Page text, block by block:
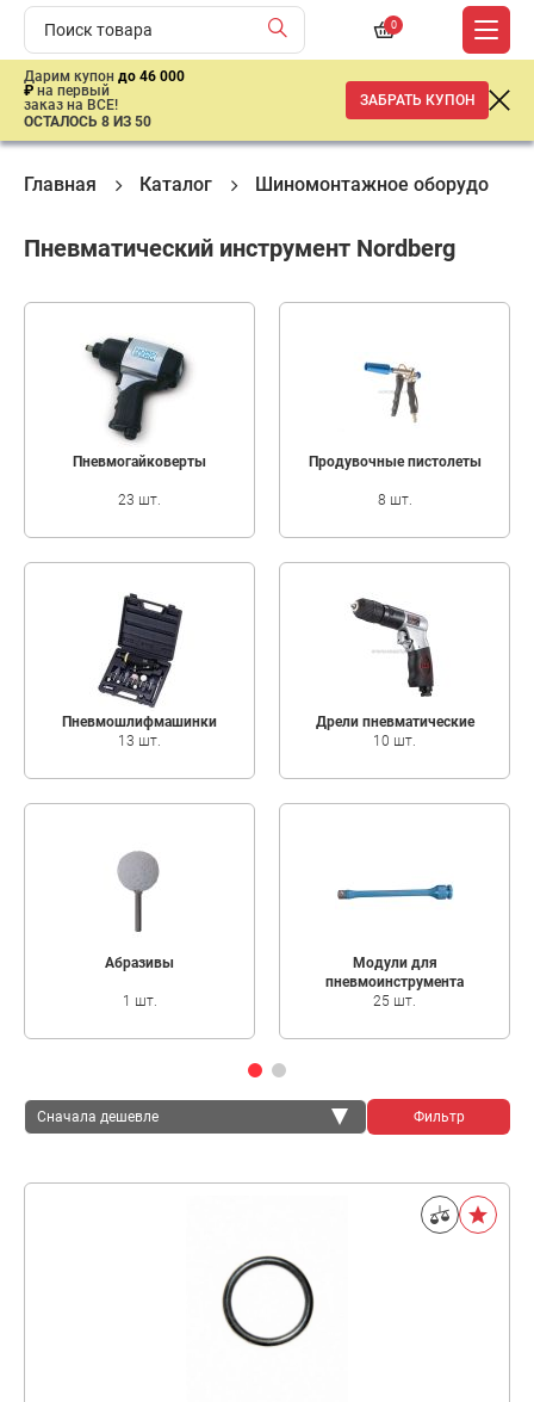
0
Дарим купон до 46 000
₽ на первый
заказ на ВСЕ!
ОСТАЛОСЬ 8 ИЗ 50
ЗАБРАТЬ КУПОН
Главная Каталог Шиномонтажное
Пневматический инструмент Nordberg
Пневмогайковерты
23 шт.
Продувочные пистолеты
8 шт.
Пневмошлифмашинки
13 шт.
Дрели пневматические
10 шт.
Абразивы
1 шт.
Модули для
пневмоинструмента
25 шт.
Сначала дешевле Фильтр